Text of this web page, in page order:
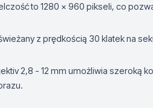
to 1280 x 960 pikseli, co
z prędkością 30 klatek na
2,8 - 12 mm umożliwia szeroką